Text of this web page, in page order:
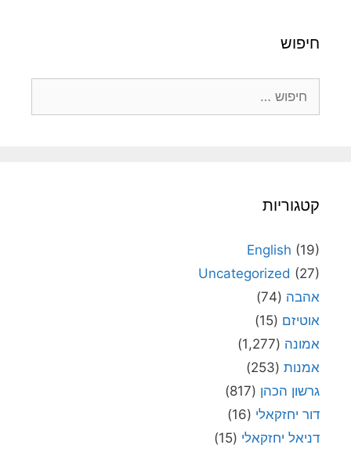
חיפוש
קטגוריות
English (19)
Uncategorized (27)
אהבה (74)
אוטיזם (15)
אמונה (1,277)
אמנות (253)
גרשון הכהן (817)
דור יחזקאלי (16)
דניאל יחזקאלי (15)